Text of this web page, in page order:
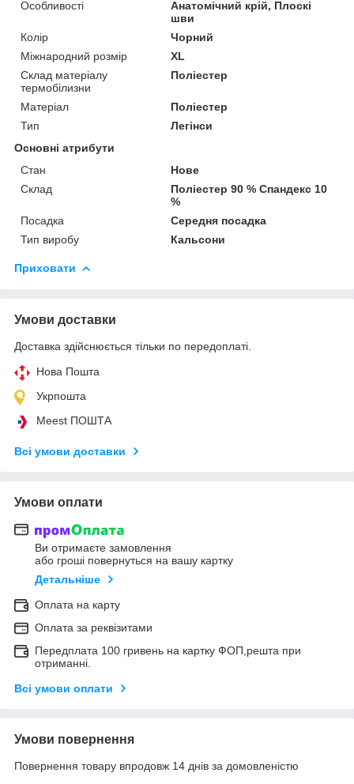
Особливості
Анатомічний крій, Плоскі
шви
Колір
Чорний
Міжнародний розмір
XL
Склад матеріалу
термобілизни
Поліестер
Матеріал
Поліестер
Тип
Легінси
Основні атрибути
Стан
Нове
Склад
Поліестер 90 % Спандекс 10
%
Посадка
Середня посадка
Тип виробу
Кальсони
Приховати
Умови доставки
Доставка здійснюється тільки по передоплаті.
Нова Пошта
Укрпошта
Meest ПОШТА
Всі умови доставки
Умови оплати
Ви отримаєте замовлення
або гроші повернуться на вашу картку
Детальніше
Оплата на карту
Оплата за реквізитами
Передплата 100 гривень на картку ФОП,решта при
отриманні.
Всі умови оплати
Умови повернення
Повернення товару впродовж 14 днів за домовленістю